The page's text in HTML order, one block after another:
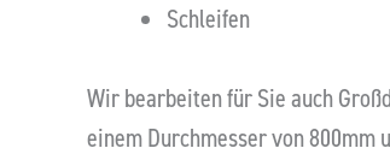
Schleifen
Wir bearbeiten für Sie auch
einem Durchmesser von 800mm